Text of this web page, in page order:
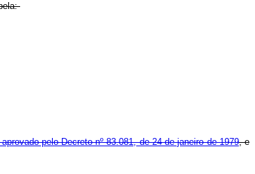
pelo Decreto nº 83.081, de 24 de janeiro de 1979, e